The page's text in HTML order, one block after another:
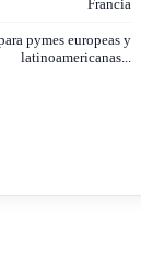
Francia
pymes europeas y
latinoamericanas...